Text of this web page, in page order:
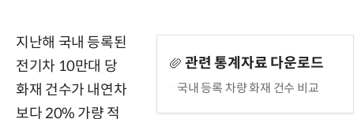
관련 통계자료 다운로드
국내 등록 차량 화재 건수 비교
지난해 국내 등록된
전기차 10만대 당
화재 건수가 내연차
보다 20% 가량 적